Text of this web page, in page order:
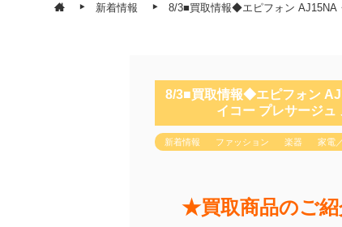
新着情報 8/3■買取情報◆エピフォン AJ15NA
8/3■買取情報◆エピフォン
イコー プレサージ
新着情報 ファッション 楽器 家電
★買取商品のご